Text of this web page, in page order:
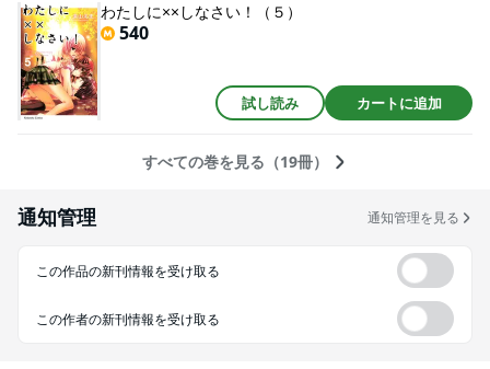
わたしに××しなさい！（５）
540
試し読み カートに追加
すべての巻を見る（19冊）
通知管理 通知管理を見る
この作品の新刊情報を受け取る
この作者の新刊情報を受け取る